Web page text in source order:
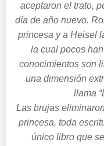
aceptaron el trato,
día de año nuevo.
princesa y a Heisel
la cual pocos
conocimientos son
una dimensión
llama
Las brujas
princesa, toda
único libro que